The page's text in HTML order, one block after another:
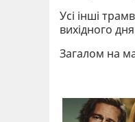
Усі інші
вихідного
Загалом на